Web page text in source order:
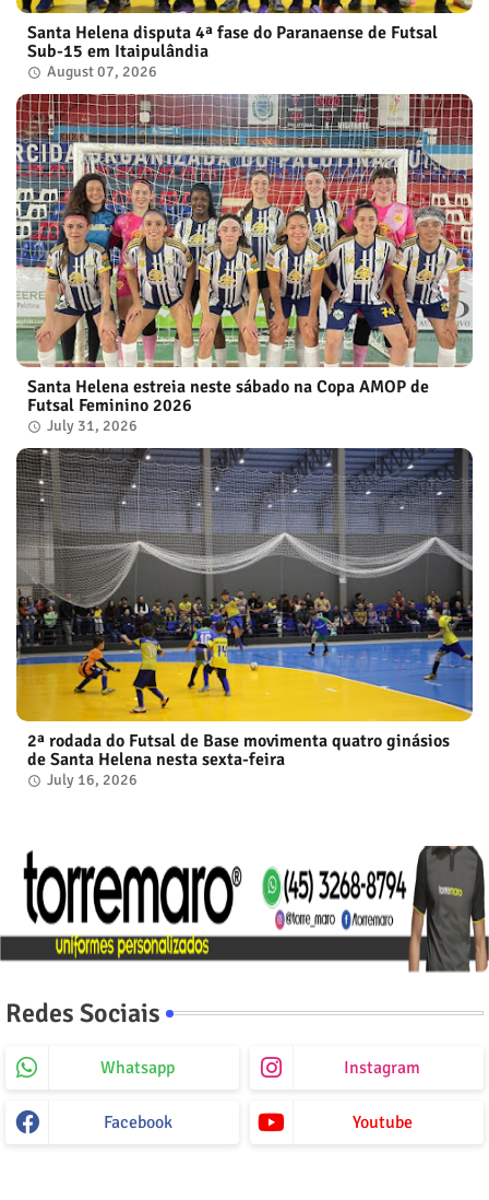
Santa Helena disputa 4ª fase do Paranaense de Futsal
Sub-15 em Itaipulândia
August 07, 2026
Santa Helena estreia neste sábado na Copa AMOP de
Futsal Feminino 2026
July 31, 2026
2ª rodada do Futsal de Base movimenta quatro ginásios
de Santa Helena nesta sexta-feira
July 16, 2026
Redes Sociais
Whatsapp Instagram
Facebook Youtube